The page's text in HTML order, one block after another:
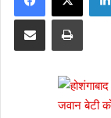
Share via Email Print